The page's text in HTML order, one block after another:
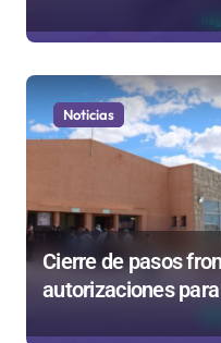
en sumarios
Noticias
Cierre de pasos
autorizaciones